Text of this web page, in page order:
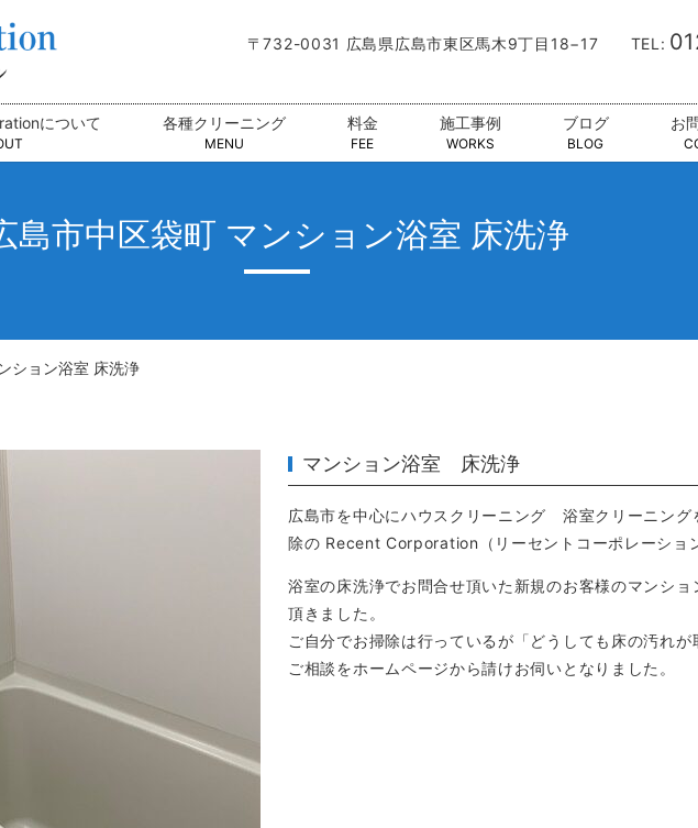
〒732-0031 広島県広島市東区馬木9丁目18−17 TEL:
について 各種クリーニング
MENU
料金
FEE
施工事例
WORKS
ブログ
BLOG
お
島市中区袋町 マンション浴室 床洗浄
ション浴室 床洗浄
マンション浴室 床洗浄
広島市を中心にハウスクリーニング 浴室クリーニング
除の Recent Corporation（リーセントコーポレーショ
浴室の床洗浄でお問合せ頂いた新規のお客様のマンショ
頂きました。
ご自分でお掃除は行っているが「どうしても床の汚れが
ご相談をホームページから請けお伺いとなりました。